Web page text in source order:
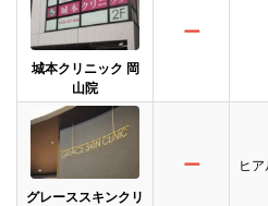
城本クリニック 岡
山院
ー
グレーススキンクリ
ー ヒ